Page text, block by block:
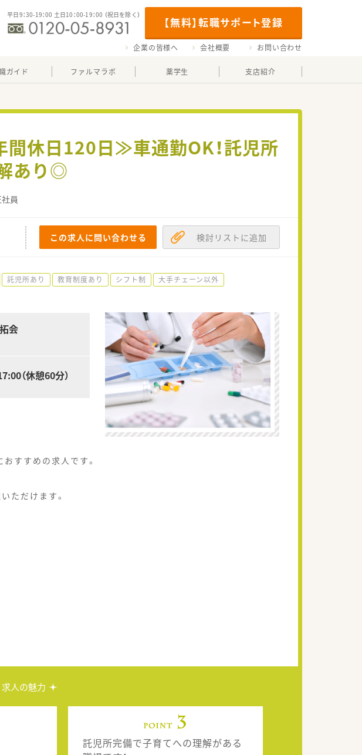
【無料】転職サポート登録
平日9：30-19：00 土日10：00-19：00 （祝日を除く）
企業の皆様へ 会社概要 お問い合わせ
ガイド ファルマラボ 薬学生 支店紹介
間休日120日≫車通勤OK！託児所
あり◎
員
この求人に問い合わせる 検討リストに追加
託児所あり 教育制度あり シフト制
大手チェーン以外
会
（休憩60分）
すすめの求人です。
ただけます。
求人の魅力
託児所完備で子育てへの理解がある